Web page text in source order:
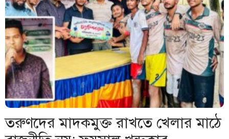
তরুণদের মাদকমুক্ত রাখতে খেলার মাঠে